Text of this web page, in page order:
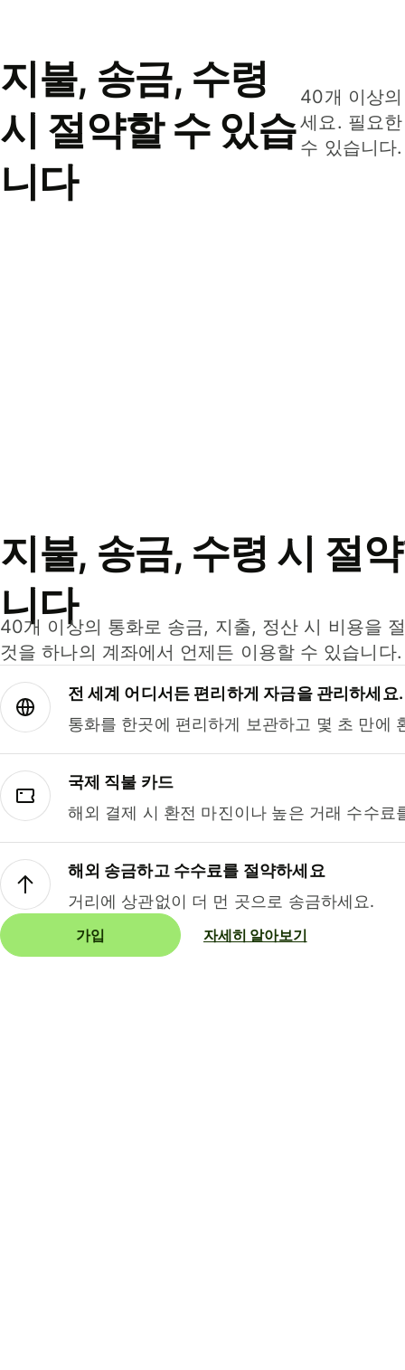
지불, 송금, 수령
시 절약할 수 있습
니다
40개 이상
세요. 필요
수 있습니다.
지불, 송금, 수령 시 절
니다
40개 이상의 통화로 송금, 지출, 정산 시 비용을
것을 하나의 계좌에서 언제든 이용할 수 있습니다.
전 세계 어디서든 편리하게 자금을 관리하세요.
통화를 한곳에 편리하게 보관하고 몇 초 만에
국제 직불 카드
해외 결제 시 환전 마진이나 높은 거래 수수료
해외 송금하고 수수료를 절약하세요
거리에 상관없이 더 먼 곳으로 송금하세요.
가입 자세히 알아보기